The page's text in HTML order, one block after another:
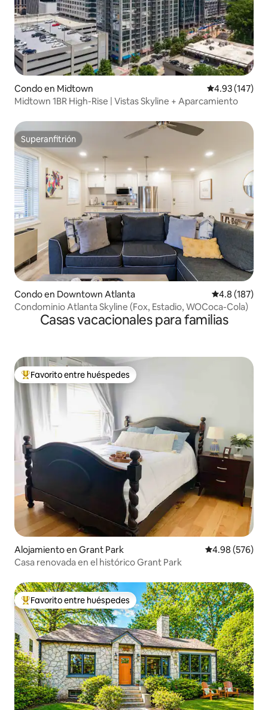
Condo en Midtown Calificación
4.93 (147)
Midtown 1BR High-Rise | Vistas Skyline + Aparcamiento
Superanfitrión
Superanfitrión
Condo en Downtown Atlanta Calificación
4.8 (187)
Condominio Atlanta Skyline (Fox, Estadio, WOCoca-Cola)
Casas vacacionales para familias
Favorito entre huéspedes preferido
Favorito entre huéspedes
Alojamiento en Grant Park Calificación
4.98 (576)
Casa renovada en el histórico Grant Park
Favorito entre huéspedes preferido
Favorito entre huéspedes